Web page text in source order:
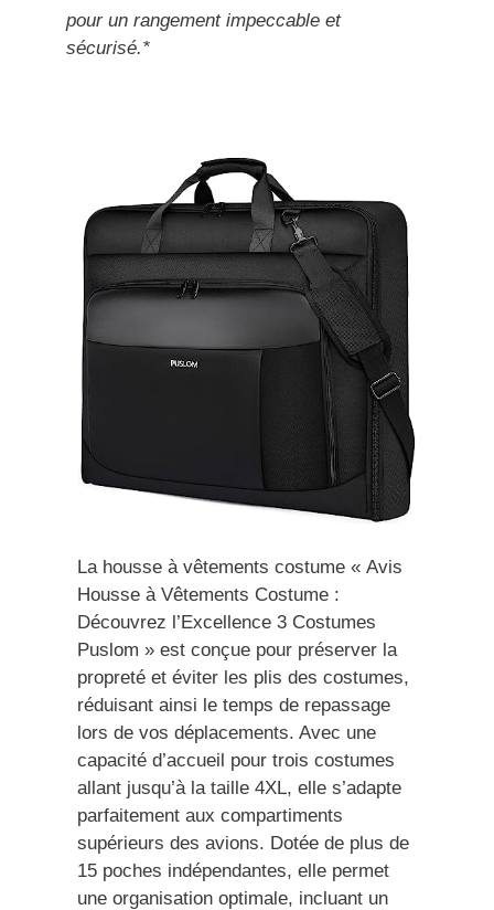
pour un rangement impeccable et
sécurisé.*
La housse à vêtements costume « Avis
Housse à Vêtements Costume :
Découvrez l’Excellence 3 Costumes
Puslom » est conçue pour préserver la
propreté et éviter les plis des costumes,
réduisant ainsi le temps de repassage
lors de vos déplacements. Avec une
capacité d’accueil pour trois costumes
allant jusqu’à la taille 4XL, elle s’adapte
parfaitement aux compartiments
supérieurs des avions. Dotée de plus de
15 poches indépendantes, elle permet
une organisation optimale, incluant un